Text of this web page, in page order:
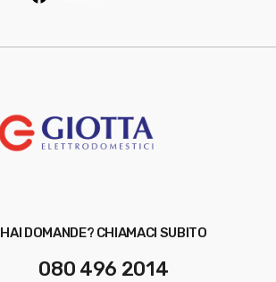
HAI DOMANDE? CHIAMACI SUBITO
080 496 2014